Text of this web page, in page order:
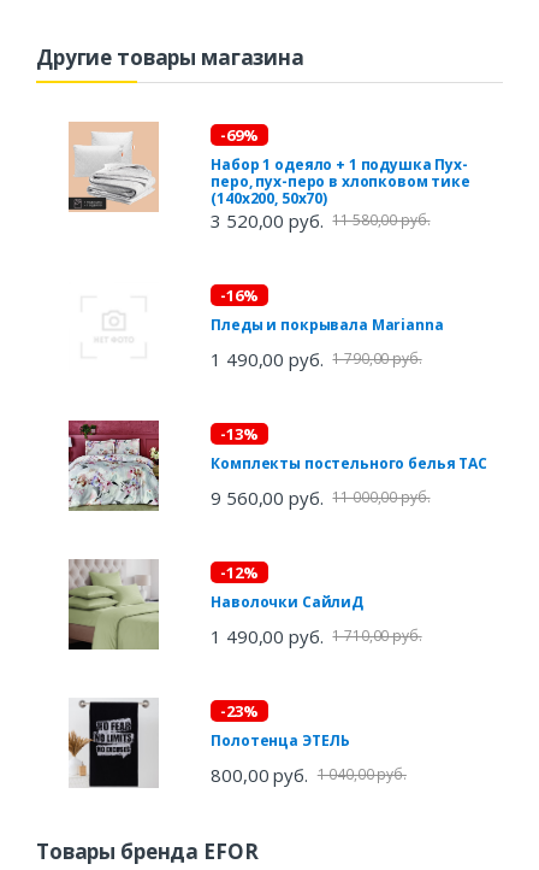
Другие товары магазина
-69%
Набор 1 одеяло + 1 подушка Пух-
перо, пух-перо в хлопковом тике
(140х200, 50х70)
3 520,00 руб. 11 580,00 руб.
-16%
Пледы и покрывала Marianna
1 490,00 руб. 1 790,00 руб.
-13%
Комплекты постельного белья TAC
9 560,00 руб. 11 000,00 руб.
-12%
Наволочки СайлиД
1 490,00 руб. 1 710,00 руб.
-23%
Полотенца ЭТЕЛЬ
800,00 руб. 1 040,00 руб.
Товары бренда EFOR